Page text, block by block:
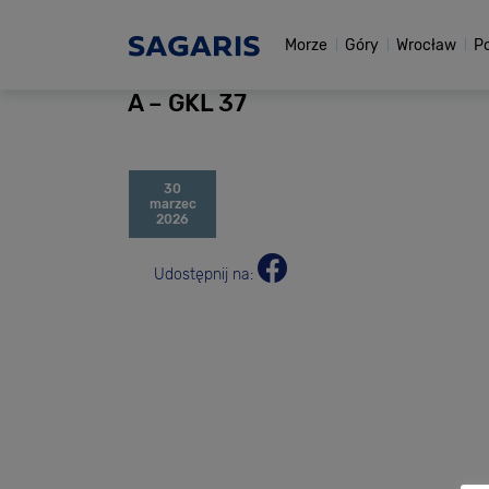
Morze Góry Wrocław
A – GKL 37
30
marzec
2026
Udostępnij na: